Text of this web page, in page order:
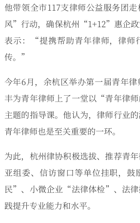
他带领全市117支律师公益服务团
风”行动，确保杭州“1+12”惠企政
表示：“提携帮助青年律师，律师
传。”
今年6月，余杭区举办第一届青年
丰为青年律师上了一堂以“青年律
主题的指导课。他认为，律师行业
青年律师也是至关重要的一环。
为此，杭州律协积极选拔、推荐青年
亚组委、信访窗口等单位挂职，
民”、小微企业“法律体检”、法律
践提升专业能力和水平。